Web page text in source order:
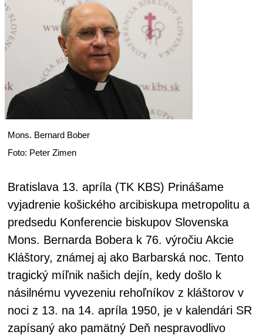
Mons. Bernard Bober
Foto: Peter Zimen
Bratislava 13. apríla (TK KBS) Prinášame
vyjadrenie košického arcibiskupa metropolitu a
predsedu Konferencie biskupov Slovenska
Mons. Bernarda Bobera k 76. výročiu Akcie
Kláštory, známej aj ako Barbarská noc. Tento
tragický míľnik našich dejín, kedy došlo k
násilnému vyvezeniu rehoľníkov z kláštorov v
noci z 13. na 14. apríla 1950, je v kalendári SR
zapísaný ako pamätný Deň nespravodlivo